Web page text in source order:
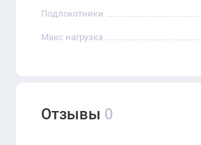
Подлокотники
Макс нагрузка
Отзывы 0